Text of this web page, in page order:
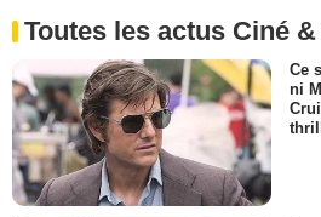
Toutes les actus Ciné
Ce
ni